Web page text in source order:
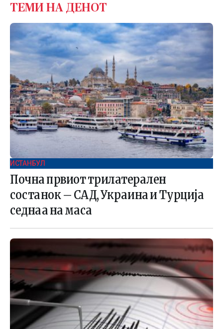
ТЕМИ НА ДЕНОТ
ИСТАНБУЛ
Почна првиот трилатерален
состанок – САД, Украина и Турција
седнаа на маса